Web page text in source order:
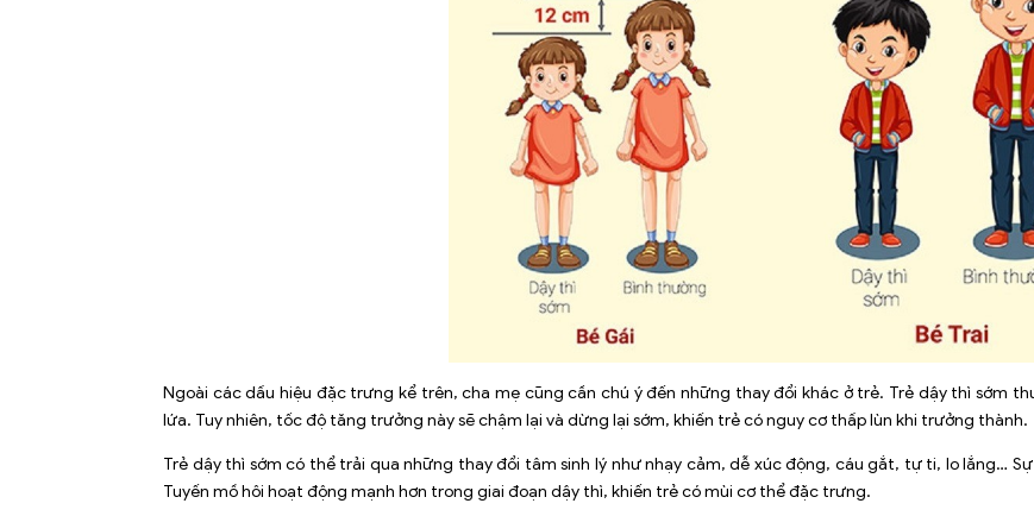
Ngoài các dấu hiệu đặc trưng kể trên, cha mẹ cũng cần chú ý đến những thay đổi khác ở trẻ. Trẻ dậy thì sớm
lứa. Tuy nhiên, tốc độ tăng trưởng này sẽ chậm lại và dừng lại sớm, khiến trẻ có nguy cơ thấp lùn khi trưởng thành.
Trẻ dậy thì sớm có thể trải qua những thay đổi tâm sinh lý như nhạy cảm, dễ xúc động, cáu gắt, tự ti, lo lắng…
Tuyến mồ hôi hoạt động mạnh hơn trong giai đoạn dậy thì, khiến trẻ có mùi cơ thể đặc trưng.